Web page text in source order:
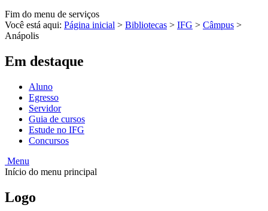
Fim do menu de serviços
Você está aqui: Página inicial > Bibliotecas > IFG > Câmpus >
Anápolis
Em destaque
Aluno
Egresso
Servidor
Guia de cursos
Estude no IFG
Concursos
Menu
Início do menu principal
Logo